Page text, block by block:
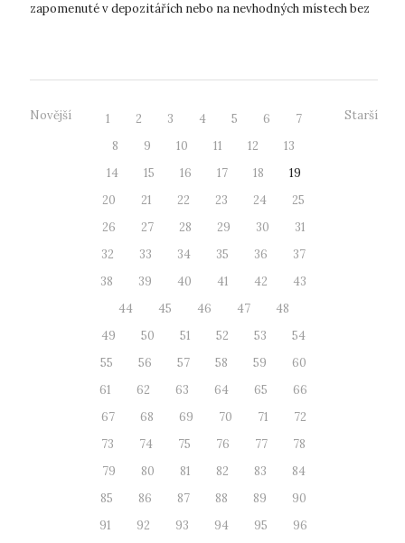
zapomenuté v depozitářích nebo na nevhodných místech bez
Novější 1 2 3 4 5 6
7
8
9 10 11 12
13
14
15 16 17 18
19
20
21 22 23 24
25
26
27 28 29 30
31
32
33 34 35 36
37
38
39 40 41 42
43
44
45 46 47
48
49
50 51 52 53
54
55
56 57 58 59
60
61
62 63 64 65
66
67
68 69 70 71
72
73
74 75 76 77
78
79
80 81 82 83
84
85
86 87 88 89
90
91
92 93 94 95
96
Starší